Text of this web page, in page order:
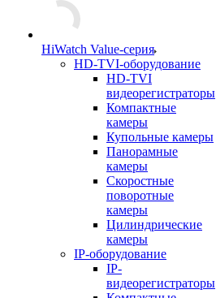
HiWatch Value-серия
HD-TVI-оборудование
HD-TVI
видеорегистраторы
Компактные
камеры
Купольные камеры
Панорамные
камеры
Скоростные
поворотные
камеры
Цилиндрические
камеры
IP-оборудование
IP-
видеорегистраторы